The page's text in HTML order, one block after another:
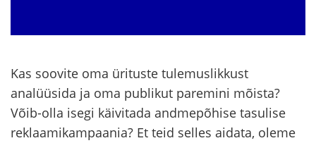
Kas soovite oma ürituste tulemuslikkust
analüüsida ja oma publikut paremini mõista?
Võib-olla isegi käivitada andmepõhise tasulise
reklaamikampaania? Et teid selles aidata, oleme